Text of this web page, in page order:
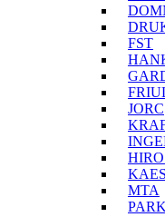
FST
JORC
MTA